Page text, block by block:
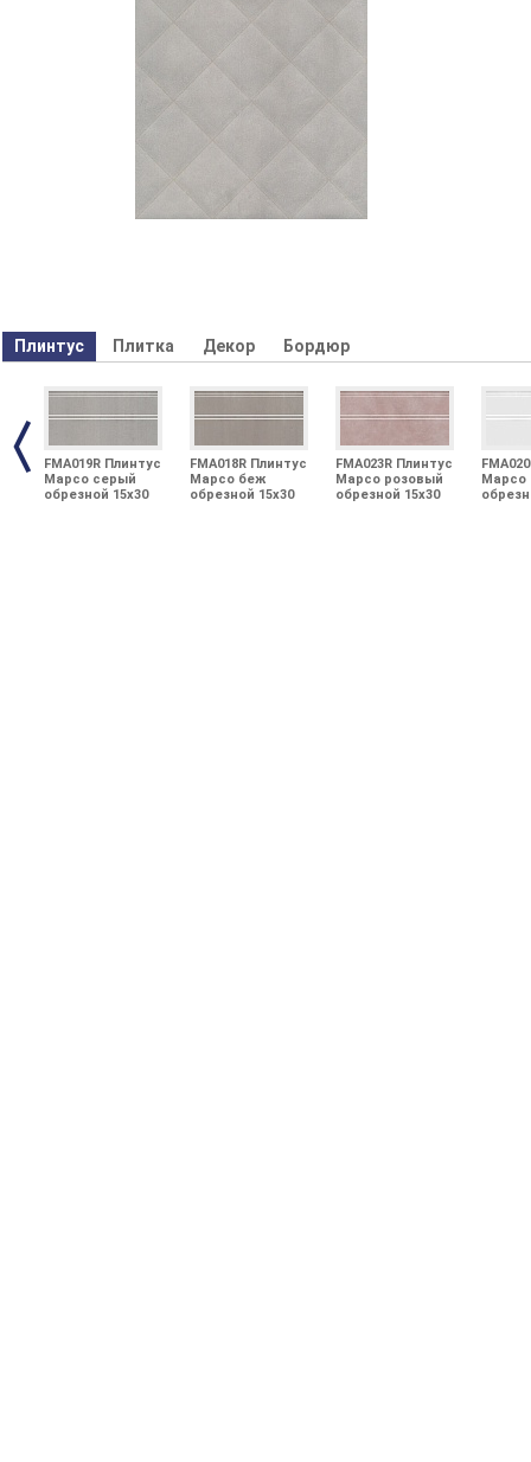
Плинтус Плитка Декор Бордюр
FMA019R Плинтус
Марсо серый
обрезной 15х30
FMA018R Плинтус
Марсо беж
обрезной 15х30
FMA023R Плинтус
Марсо розовый
обрезной 15х30
Марсо